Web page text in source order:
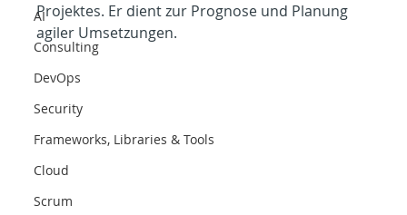
AI
Consulting
DevOps
Security
Frameworks, Libraries & Tools
Cloud
Scrum
Projektes. Er dient zur Prognose und Planung
agiler Umsetzungen.